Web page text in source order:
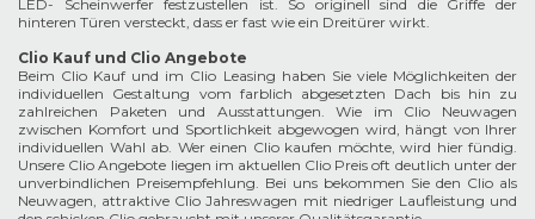
LED- Scheinwerfer festzustellen ist. So originell sind die Griffe der
hinteren Türen versteckt, dass er fast wie ein Dreitürer wirkt.
Clio Kauf und Clio Angebote
Beim Clio Kauf und im Clio Leasing haben Sie viele Möglichkeiten der
individuellen Gestaltung vom farblich abgesetzten Dach bis hin zu
zahlreichen Paketen und Ausstattungen. Wie im Clio Neuwagen
zwischen Komfort und Sportlichkeit abgewogen wird, hängt von Ihrer
individuellen Wahl ab. Wer einen Clio kaufen möchte, wird hier fündig.
Unsere Clio Angebote liegen im aktuellen Clio Preis oft deutlich unter der
unverbindlichen Preisempfehlung. Bei uns bekommen Sie den Clio als
Neuwagen, attraktive Clio Jahreswagen mit niedriger Laufleistung und